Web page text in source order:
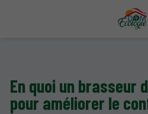
En quoi un brasseur
pour améliorer le